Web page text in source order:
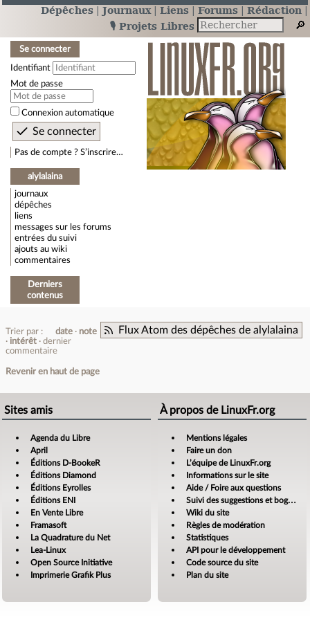
Dépêches Journaux Liens Forums
Rédaction
🎙️ Projets Libres
Se connecter
Identifiant
Mot de passe
Connexion automatique
Pas de compte ? S’inscrire…
alylalaina
journaux
dépêches
liens
messages sur les forums
entrées du suivi
ajouts au wiki
commentaires
Derniers
contenus
Flux Atom des dépêches de alylalaina
Trier par : date
note
intérêt
dernier
commentaire
Revenir en haut de page
Sites amis
Agenda du Libre
April
Éditions D-BookeR
Éditions Diamond
Éditions Eyrolles
Éditions ENI
En Vente Libre
Framasoft
La Quadrature du Net
Lea-Linux
Open Source Initiative
Imprimerie Grafik Plus
À propos de LinuxFr.org
Mentions légales
Faire un don
L’équipe de LinuxFr.org
Informations sur le site
Aide / Foire aux questions
Suivi des suggestions et bogues
Wiki du site
Règles de modération
Statistiques
API pour le développement
Code source du site
Plan du site